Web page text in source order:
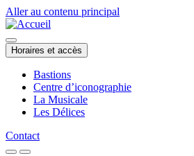
Aller au contenu principal
Horaires et accès
Bastions
Centre d’iconographie
La Musicale
Les Délices
Contact